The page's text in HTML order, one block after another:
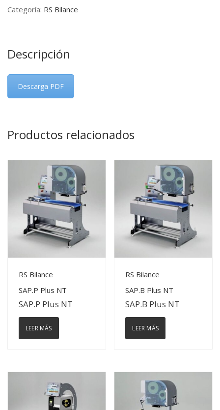
Categoría: RS Bilance
Descripción
Descarga PDF
Productos relacionados
View Details
RS Bilance
SAP.P Plus NT
SAP.P Plus NT
LEER MÁS
View Details
RS Bilance
SAP.B Plus NT
SAP.B Plus NT
LEER MÁS